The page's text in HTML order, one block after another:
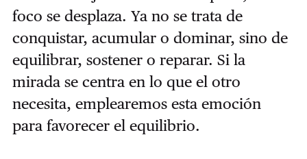
foco se desplaza. Ya no se trata de
conquistar, acumular o dominar, sino de
equilibrar, sostener o reparar. Si la
mirada se centra en lo que el otro
necesita, emplearemos esta emoción
para favorecer el equilibrio.